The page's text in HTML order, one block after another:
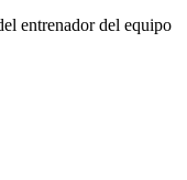
entrenador del equipo